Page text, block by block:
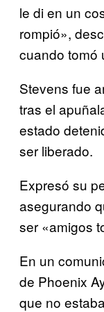
le di en un
rompió»,
cuando tomó
Stevens fue
tras el
estado
ser liberado.
Expresó su
asegurando
ser «amigos
En un
de Phoenix
que no